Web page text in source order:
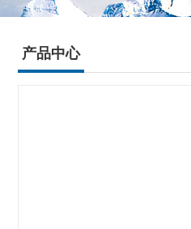
产品中心